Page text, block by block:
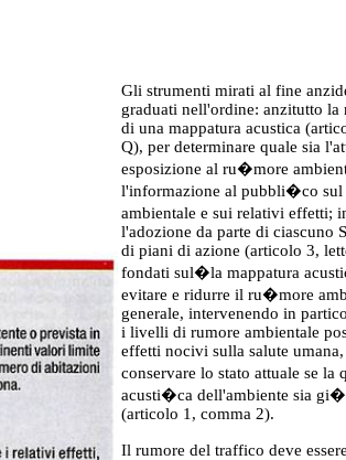
Gli strumenti mirati al fine
graduati nell'ordine: anzitutto la
di una mappatura acustica
Q), per determinare quale sia
esposizione al ru�more
l'informazione al pubbli�co sul
ambientale e sui relativi effetti;
l'adozione da parte di ciascuno
di piani di azione (articolo 3,
fondati sul�la mappatura
evitare e ridurre il ru�more
generale, intervenendo in
i livelli di rumore ambientale
effetti nocivi sulla salute umana,
conservare lo stato attuale se
acusti�ca dell'ambiente sia gi�
(articolo 1, comma 2).
Il rumore del traffico deve essere